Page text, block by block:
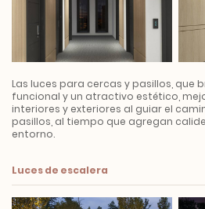
Las luces para cercas y pasillos, que
funcional y un atractivo estético,
interiores y exteriores al guiar el
pasillos, al tiempo que agregan
entorno.
Luces de escalera